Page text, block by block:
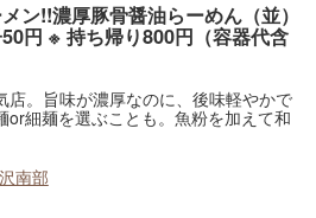
ン!!濃厚豚骨醤油らーめん（並）
50円 ※ 持ち帰り800円（容器代含
店。旨味が濃厚なのに、後味軽やかで
or細麺を選ぶことも。魚粉を加えて和
南部